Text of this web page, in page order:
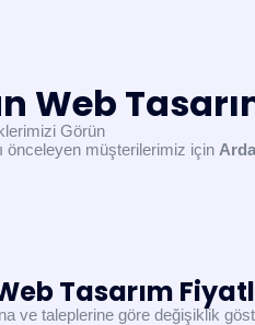
Web
Görün
önceleyen müşterilerimiz için
Tasarım
ve taleplerine göre değişiklik